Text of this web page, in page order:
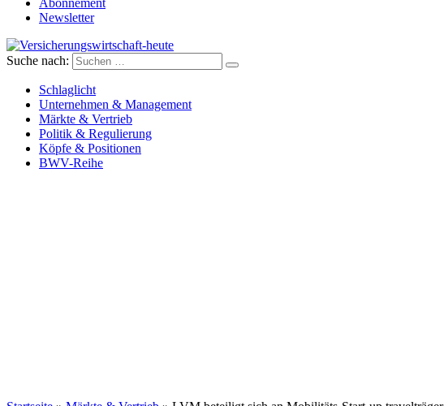
Abonnement
Newsletter
Versicherungswirtschaft-heute
Suche nach:
Schlaglicht
Unternehmen & Management
Märkte & Vertrieb
Politik & Regulierung
Köpfe & Positionen
BWV-Reihe